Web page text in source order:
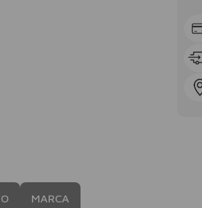
MARCA